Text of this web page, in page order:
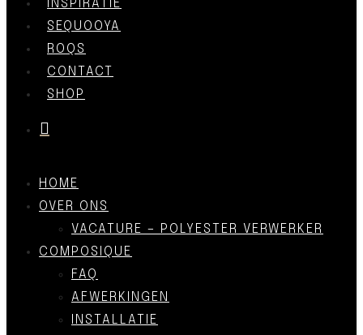
INSPIRATIE
SEQUOOYA
ROQS
CONTACT
SHOP
HOME
OVER ONS
VACATURE – POLYESTER VERWERKER
COMPOSIQUE
FAQ
AFWERKINGEN
INSTALLATIE